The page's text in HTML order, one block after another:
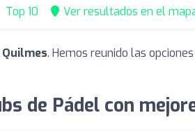
Top 10 Ver resultados en el
. Hemos reunido las
de Pádel con